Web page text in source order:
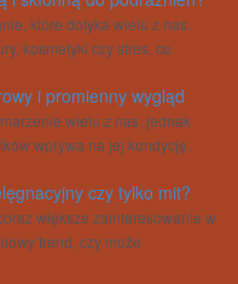
które dotyka wielu z nas.
kosmetyki czy stres, co
i promienny wygląd
wielu z nas, jednak
wpływa na jej kondycję.
czy tylko mit?
większe zainteresowanie w
trend, czy może